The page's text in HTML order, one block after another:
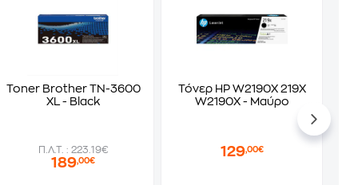
Toner Brother TN-3600
XL - Black
Π.Λ.Τ. : 223.19€
189,00€
Τόνερ HP W2190X 219X
W2190X - Μαύρο
129,00€